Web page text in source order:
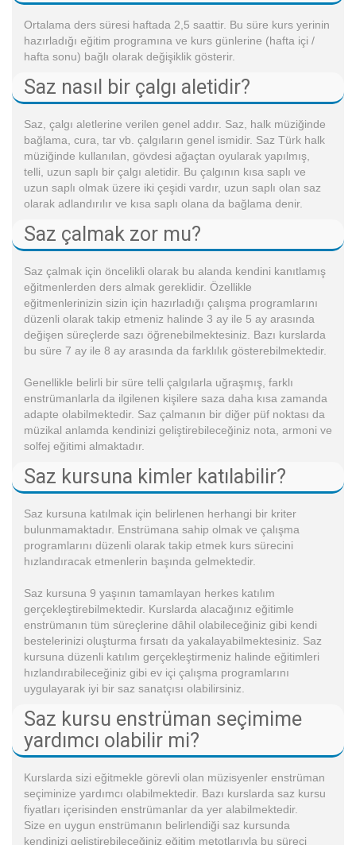
Ortalama ders süresi haftada 2,5 saattir. Bu süre kurs yerinin
hazırladığı eğitim programına ve kurs günlerine (hafta içi /
hafta sonu) bağlı olarak değişiklik gösterir.
Saz nasıl bir çalgı aletidir?
Saz, çalgı aletlerine verilen genel addır. Saz, halk müziğinde
bağlama, cura, tar vb. çalgıların genel ismidir. Saz Türk halk
müziğinde kullanılan, gövdesi ağaçtan oyularak yapılmış,
telli, uzun saplı bir çalgı aletidir. Bu çalgının kısa saplı ve
uzun saplı olmak üzere iki çeşidi vardır, uzun saplı olan saz
olarak adlandırılır ve kısa saplı olana da bağlama denir.
Saz çalmak zor mu?
Saz çalmak için öncelikli olarak bu alanda kendini kanıtlamış
eğitmenlerden ders almak gereklidir. Özellikle
eğitmenlerinizin sizin için hazırladığı çalışma programlarını
düzenli olarak takip etmeniz halinde 3 ay ile 5 ay arasında
değişen süreçlerde sazı öğrenebilmektesiniz. Bazı kurslarda
bu süre 7 ay ile 8 ay arasında da farklılık gösterebilmektedir.
Genellikle belirli bir süre telli çalgılarla uğraşmış, farklı
enstrümanlarla da ilgilenen kişilere saza daha kısa zamanda
adapte olabilmektedir. Saz çalmanın bir diğer püf noktası da
müzikal anlamda kendinizi geliştirebileceğiniz nota, armoni ve
solfej eğitimi almaktadır.
Saz kursuna kimler katılabilir?
Saz kursuna katılmak için belirlenen herhangi bir kriter
bulunmamaktadır. Enstrümana sahip olmak ve çalışma
programlarını düzenli olarak takip etmek kurs sürecini
hızlandıracak etmenlerin başında gelmektedir.
Saz kursuna 9 yaşının tamamlayan herkes katılım
gerçekleştirebilmektedir. Kurslarda alacağınız eğitimle
enstrümanın tüm süreçlerine dâhil olabileceğiniz gibi kendi
bestelerinizi oluşturma fırsatı da yakalayabilmektesiniz. Saz
kursuna düzenli katılım gerçekleştirmeniz halinde eğitimleri
hızlandırabileceğiniz gibi ev içi çalışma programlarını
uygulayarak iyi bir saz sanatçısı olabilirsiniz.
Saz kursu enstrüman seçimime
yardımcı olabilir mi?
Kurslarda sizi eğitmekle görevli olan müzisyenler enstrüman
seçiminize yardımcı olabilmektedir. Bazı kurslarda saz kursu
fiyatları içerisinden enstrümanlar da yer alabilmektedir.
Size en uygun enstrümanın belirlendiği saz kursunda
kendinizi geliştirebileceğiniz eğitim metotlarıyla bu süreci